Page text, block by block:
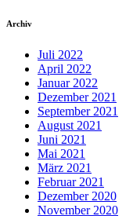
Archiv
Juli 2022
April 2022
Januar 2022
Dezember 2021
September 2021
August 2021
Juni 2021
Mai 2021
März 2021
Februar 2021
Dezember 2020
November 2020